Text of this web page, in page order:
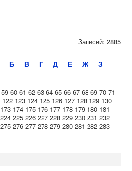
Б В Г Д Е Ж
З
Записей: 2885
59 60 61 62 63 64 65 66 67 68 69 70 71
122 123 124 125 126 127 128 129 130
173 174 175 176 177 178 179 180 181
224 225 226 227 228 229 230 231 232
275 276 277 278 279 280 281 282 283